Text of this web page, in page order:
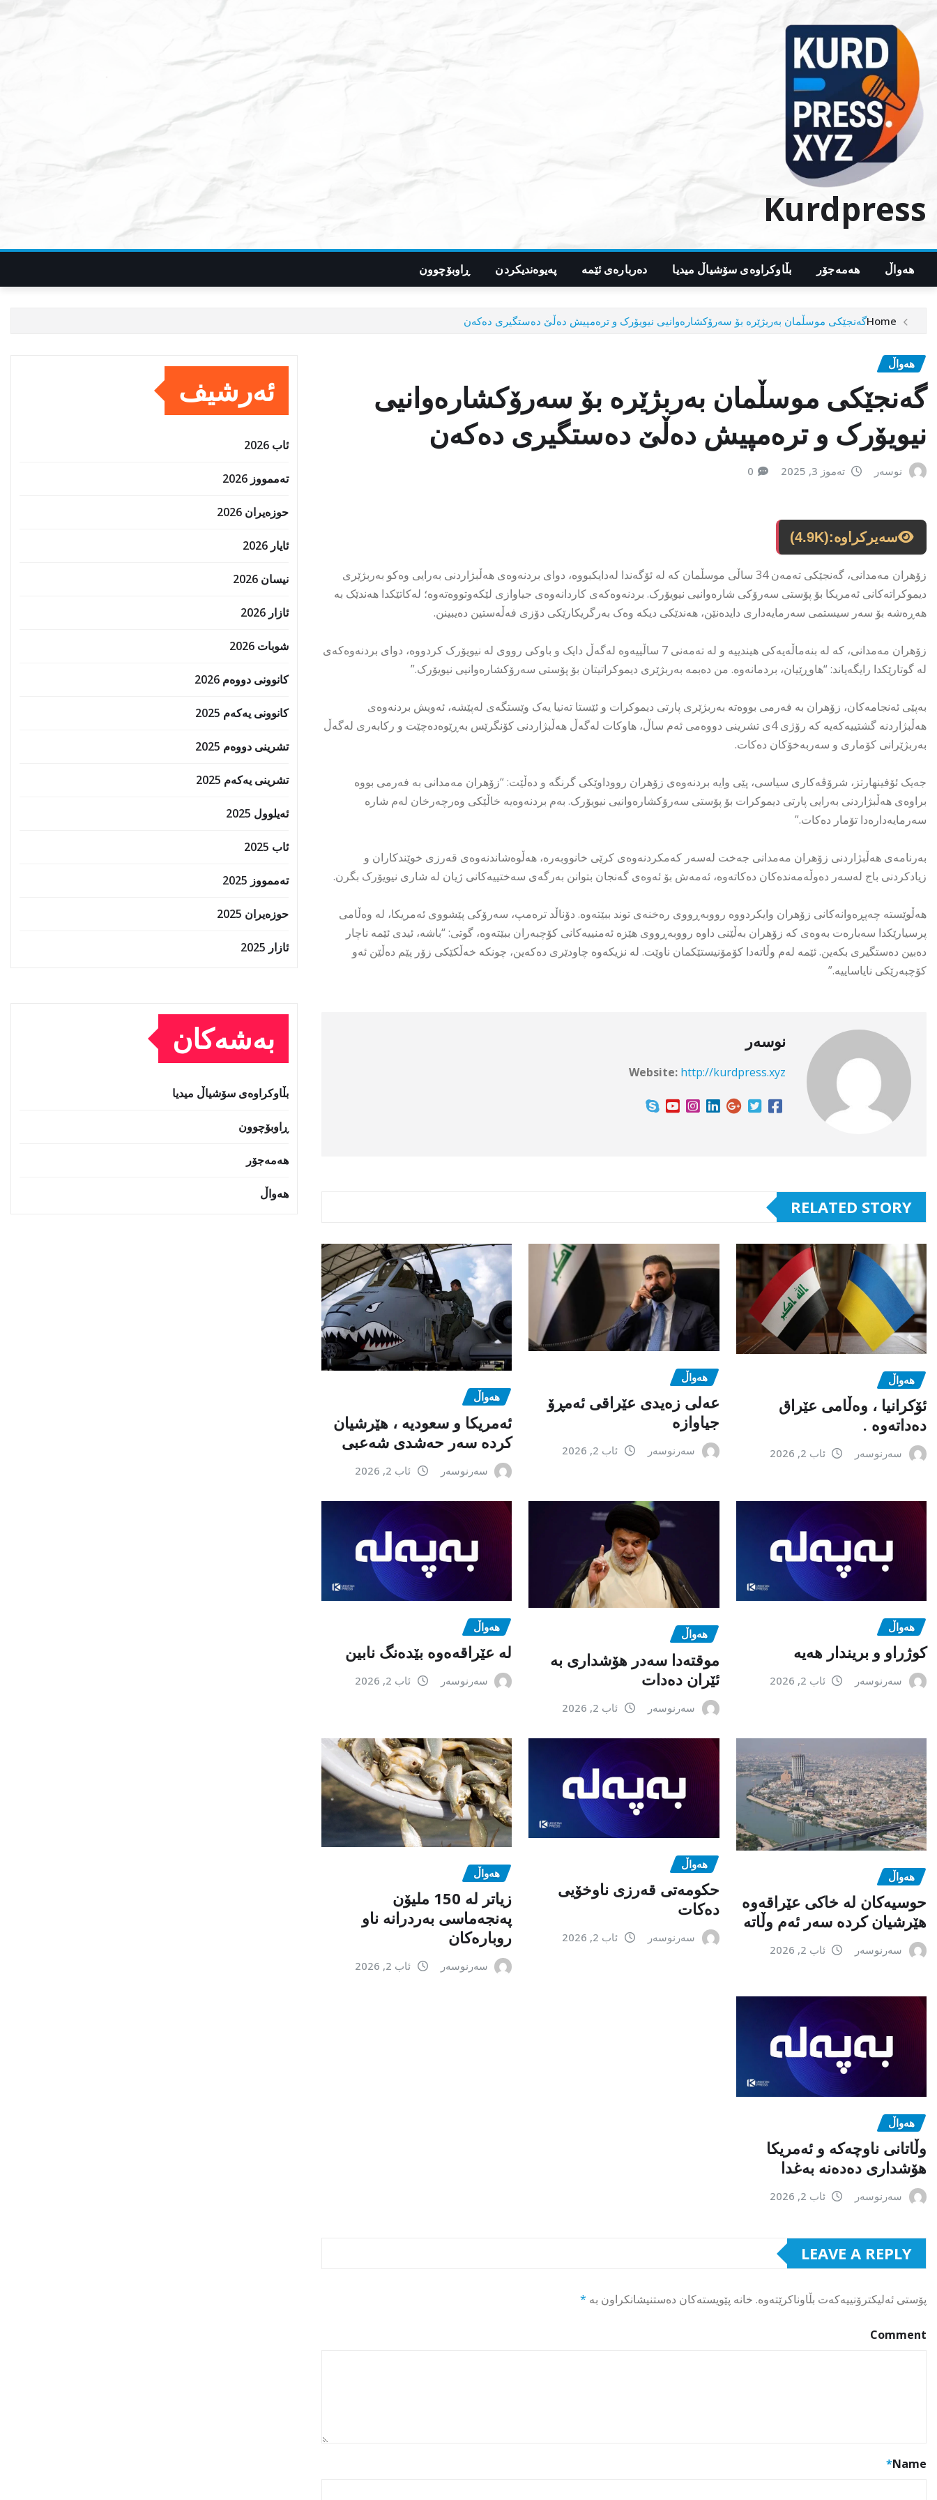
content
Kurdpress
هەواڵ هەمەجۆر بڵاوکراوەی سۆشیاڵ میدیا دەربارەی ئێمە پەیوەندیکردن ڕاوبۆچوون
Homeگەنجێکی موسڵمان بەربژێرە بۆ سەرۆکشارەوانیی نیویۆرک و ترەمپیش دەڵێ دەستگیری دەکەن
هەواڵ
گەنجێکی موسڵمان بەربژێرە بۆ سەرۆکشارەوانیی
نیویۆرک و ترەمپیش دەڵێ دەستگیری دەکەن
نوسەر تەموز 3, 2025 0
سەیرکراوە:(4.9K)
زۆهران مەمدانی، گەنجێکی تەمەن 34 ساڵی موسڵمان کە لە ئۆگەندا لەدایکبووە، دوای بردنەوەی هەڵبژاردنی بەرایی وەکو بەربژێری
دیموکراتەکانی ئەمریکا بۆ پۆستی سەرۆکی شارەوانیی نیویۆرک. بردنەوەکەی کاردانەوەی جیاوازی لێکەوتووەتەوە؛ لەکاتێکدا هەندێک بە
هەڕەشە بۆ سەر سیستمی سەرمایەداری دایدەنێن، هەندێکی دیکە وەک بەرگریکارێکی دۆزی فەڵەستین دەیبینن.
زۆهران مەمدانی، کە لە بنەماڵەیەکی هیندییە و لە تەمەنی 7 ساڵییەوە لەگەڵ دایک و باوکی رووی لە نیویۆرک کردووە، دوای بردنەوەکەی
لە گوتارێکدا رایگەیاند: “هاوڕێیان، بردمانەوە. من دەبمە بەربژێری دیموکراتیتان بۆ پۆستی سەرۆکشارەوانیی نیویۆرک.”
بەپێی ئەنجامەکان، زۆهران بە فەرمی بووەتە بەربژێری پارتی دیموکرات و ئێستا تەنیا یەک وێستگەی لەپێشە، ئەویش بردنەوەی
هەڵبژاردنە گشتییەکەیە کە رۆژی 4ی تشرینی دووەمی ئەم ساڵ، هاوکات لەگەڵ هەڵبژاردنی کۆنگرێس بەڕێوەدەچێت و رکابەری لەگەڵ
بەربژێرانی کۆماری و سەربەخۆکان دەکات.
جەیک ئۆفینهارتز، شرۆڤەکاری سیاسی، پێی وایە بردنەوەی زۆهران رووداوێکی گرنگە و دەڵێت: “زۆهران مەمدانی بە فەرمی بووە
براوەی هەڵبژاردنی بەرایی پارتی دیموکرات بۆ پۆستی سەرۆکشارەوانیی نیویۆرک. بەم بردنەوەیە خاڵێکی وەرچەرخان لەم شارە
سەرمایەدارەدا تۆمار دەکات.”
بەرنامەی هەڵبژاردنی زۆهران مەمدانی جەخت لەسەر کەمکردنەوەی کرێی خانووبەرە، هەڵوەشاندنەوەی قەرزی خوێندکاران و
زیادکردنی باج لەسەر دەوڵەمەندەکان دەکاتەوە، ئەمەش بۆ ئەوەی گەنجان بتوانن بەرگەی سەختییەکانی ژیان لە شاری نیویۆرک بگرن.
هەڵوێستە چەپڕەوانەکانی زۆهران وایکردووە رووبەڕووی رەخنەی توند ببێتەوە. دۆناڵد ترەمپ، سەرۆکی پێشووی ئەمریکا، لە وەڵامی
پرسیارێکدا سەبارەت بەوەی کە زۆهران بەڵێنی داوە رووبەڕووی هێزە ئەمنییەکانی کۆچبەران ببێتەوە، گوتی: “باشە، ئیدی ئێمە ناچار
دەبین دەستگیری بکەین. ئێمە لەم وڵاتەدا کۆمۆنیستێکمان ناوێت. لە نزیکەوە چاودێری دەکەین، چونکە خەڵکێکی زۆر پێم دەڵێن ئەو
کۆچبەرێکی نایاساییە.”
نوسەر
Website: http://kurdpress.xyz
RELATED STORY
هەواڵ
ئۆکرانیا ، وەڵامی عێراق
دەداتەوە .
سەرنوسەر ئاب 2, 2026
هەواڵ
عەلی زەیدی عێراقی ئەمڕۆ
جیاوازە
سەرنوسەر ئاب 2, 2026
هەواڵ
ئەمریکا و سعودیە ، هێرشیان
کردە سەر حەشدی شەعبی
سەرنوسەر ئاب 2, 2026
هەواڵ
كوژراو و بریندار هەیە
سەرنوسەر ئاب 2, 2026
هەواڵ
موقتەدا سەدر هۆشداری بە
ئێران دەدات
سەرنوسەر ئاب 2, 2026
هەواڵ
لە عێراقەەوە بێدەنگ نابین
سەرنوسەر ئاب 2, 2026
هەواڵ
حوسیەکان لە خاکی عێراقەوە
هێرشیان کردە سەر ئەم وڵاتە
سەرنوسەر ئاب 2, 2026
هەواڵ
حکومەتی قەرزی ناوخۆیی
دەکات
سەرنوسەر ئاب 2, 2026
هەواڵ
زیاتر لە 150 ملیۆن
پەنجەماسی بەردرانە ناو
روبارەکان
سەرنوسەر ئاب 2, 2026
هەواڵ
وڵاتانی ناوچەکە و ئەمریکا
هۆشداری دەدەنە بەغدا
سەرنوسەر ئاب 2, 2026
LEAVE A REPLY
پۆستی ئەلیکترۆنییەکەت بڵاوناکرێتەوە. خانە پێویستەکان دەستنیشانکراون بە *
Comment
Name
*
ئەرشیف
ئاب 2026
تەممووز 2026
حوزه‌یران 2026
ئایار 2026
نیسان 2026
ئازار 2026
شوبات 2026
کانوونی دووەم 2026
کانوونی یەکەم 2025
تشرینی دووەم 2025
تشرینی یەکەم 2025
ئەیلوول 2025
ئاب 2025
تەممووز 2025
حوزه‌یران 2025
ئازار 2025
بەشەکان
بڵاوکراوەی سۆشیاڵ میدیا
ڕاوبۆچوون
هەمەجۆر
هەواڵ